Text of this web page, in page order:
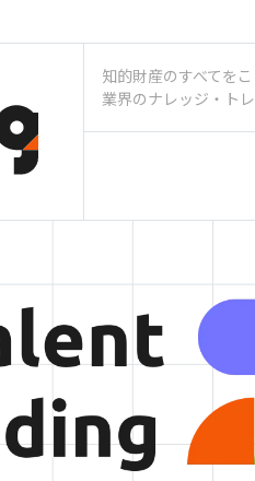
知的財産のすべてを
業界のナレッジ・ト